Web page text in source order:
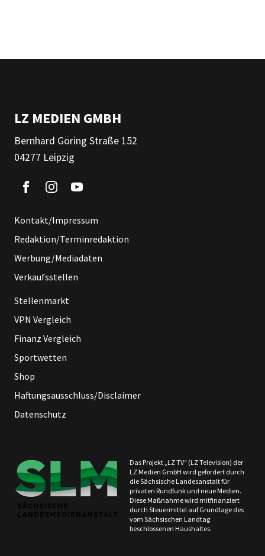
LZ MEDIEN GMBH
Bernhard Göring Straße 152
04277 Leipzig
Kontakt/Impressum
Redaktion/Terminredaktion
Werbung/Mediadaten
Verkaufsstellen
Stellenmarkt
VPN Vergleich
Finanz Vergleich
Sportwetten
Shop
Haftungsausschluss/Disclaimer
Datenschutz
Das Projekt „LZ TV“ (LZ Television) der
LZ Medien GmbH wird gefördert durch
die Sächsische Landesanstalt für
privaten Rundfunk und neue Medien.
Diese Maßnahme wird mitfinanziert
durch Steuermittel auf Grundlage des
vom Sächsischen Landtag
beschlossenen Haushaltes.